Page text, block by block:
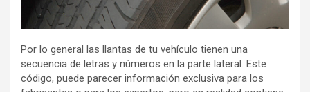
Por lo general las llantas de tu vehículo tienen una
secuencia de letras y números en la parte lateral. Este
código, puede parecer información exclusiva para los